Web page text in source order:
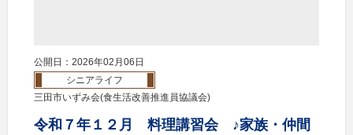
公開日：2026年02月06日
シニアライフ
三田市いずみ会(食生活改善推進員協議会)
令和７年１２月 料理講習会 ♪家族・仲間